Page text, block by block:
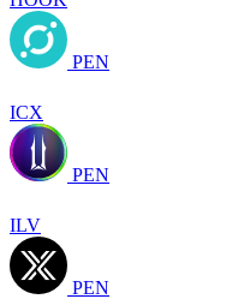
PEN
ICX
PEN
ILV
PEN